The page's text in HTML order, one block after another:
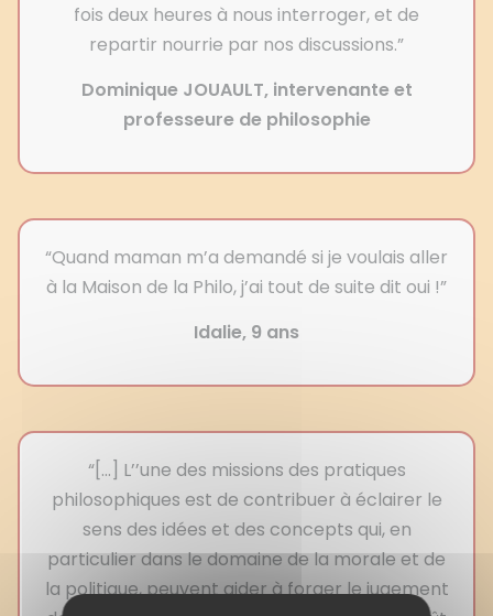
fois deux heures à nous interroger, et de
repartir nourrie par nos discussions.”
Dominique JOUAULT, intervenante et
professeure de philosophie
“Quand maman m’a demandé si je voulais aller
à la Maison de la Philo, j’ai tout de suite dit oui !”
Idalie, 9 ans
“[...] L’’une des missions des pratiques
philosophiques est de contribuer à éclairer le
sens des idées et des concepts qui, en
particulier dans le domaine de la morale et de
la politique, peuvent aider à forger le jugement